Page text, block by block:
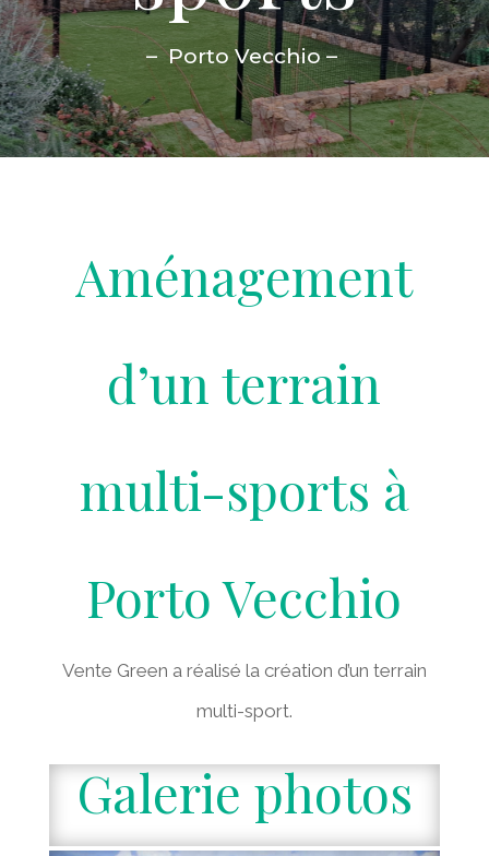
– Porto Vecchio –
Aménagement
d’un terrain
multi-sports à
Porto Vecchio
Vente Green a réalisé la création d’un terrain
multi-sport.
Galerie photos